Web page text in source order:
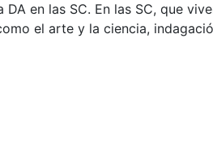
en las SC. En las SC, que
el arte y la ciencia,